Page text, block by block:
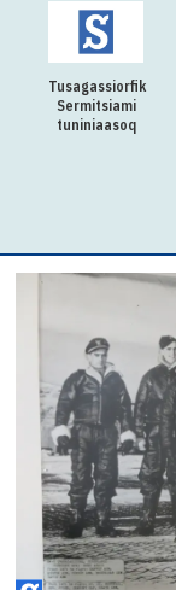
Tusagassiorfik
Sermitsiami
tuniniaasoq